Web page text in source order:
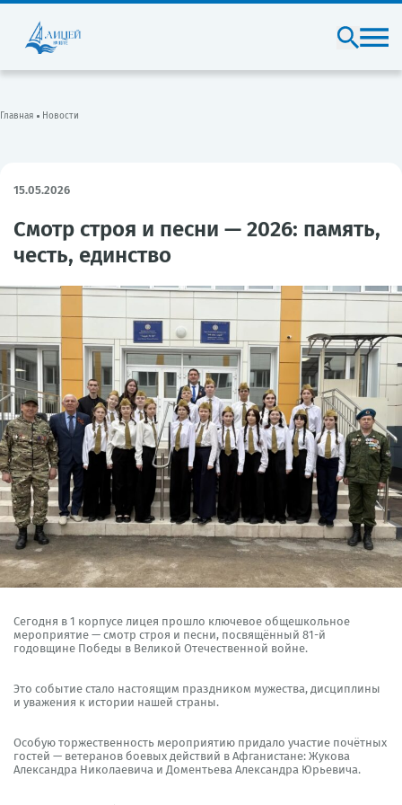
Главная Новости
15.05.2026
Смотр строя и песни — 2026: память,
честь, единство
Сегодня в 1 корпусе лицея прошло ключевое общешкольное
мероприятие — смотр строя и песни, посвящённый 81-й
годовщине Победы в Великой Отечественной войне.
Это событие стало настоящим праздником мужества, дисциплины
и уважения к истории нашей страны.
Особую торжественность мероприятию придало участие почётных
гостей — ветеранов боевых действий в Афганистане: Жукова
Александра Николаевича и Доментьева Александра Юрьевича.